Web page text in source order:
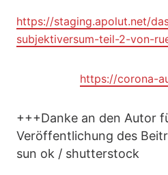
https://staging.apolut.net/
subjektiversum-teil-2-von-
https://corona-
+++Danke an den Autor
Veröffentlichung des
sun ok / shutterstock